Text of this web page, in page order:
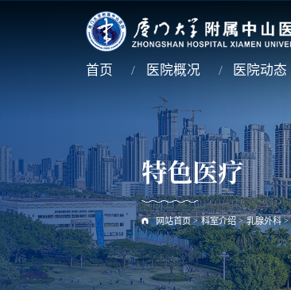
首页 医院概况 医院动态
特色医疗
网站首页 > 科室介绍 > 乳腺外科 >